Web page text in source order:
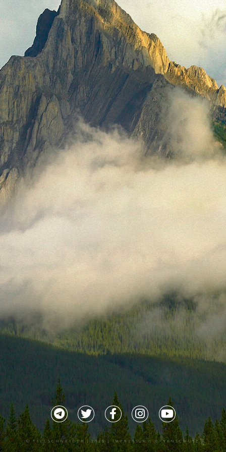
©TILLSCHNEIDER | 2026 |IMPRESSUM |DATENSCHUTZ